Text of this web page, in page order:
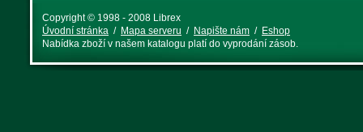
Copyright © 1998 - 2008 Librex
Úvodní stránka / Mapa serveru / Napište nám / Eshop
Nabídka zboží v našem katalogu platí do vyprodání zásob.